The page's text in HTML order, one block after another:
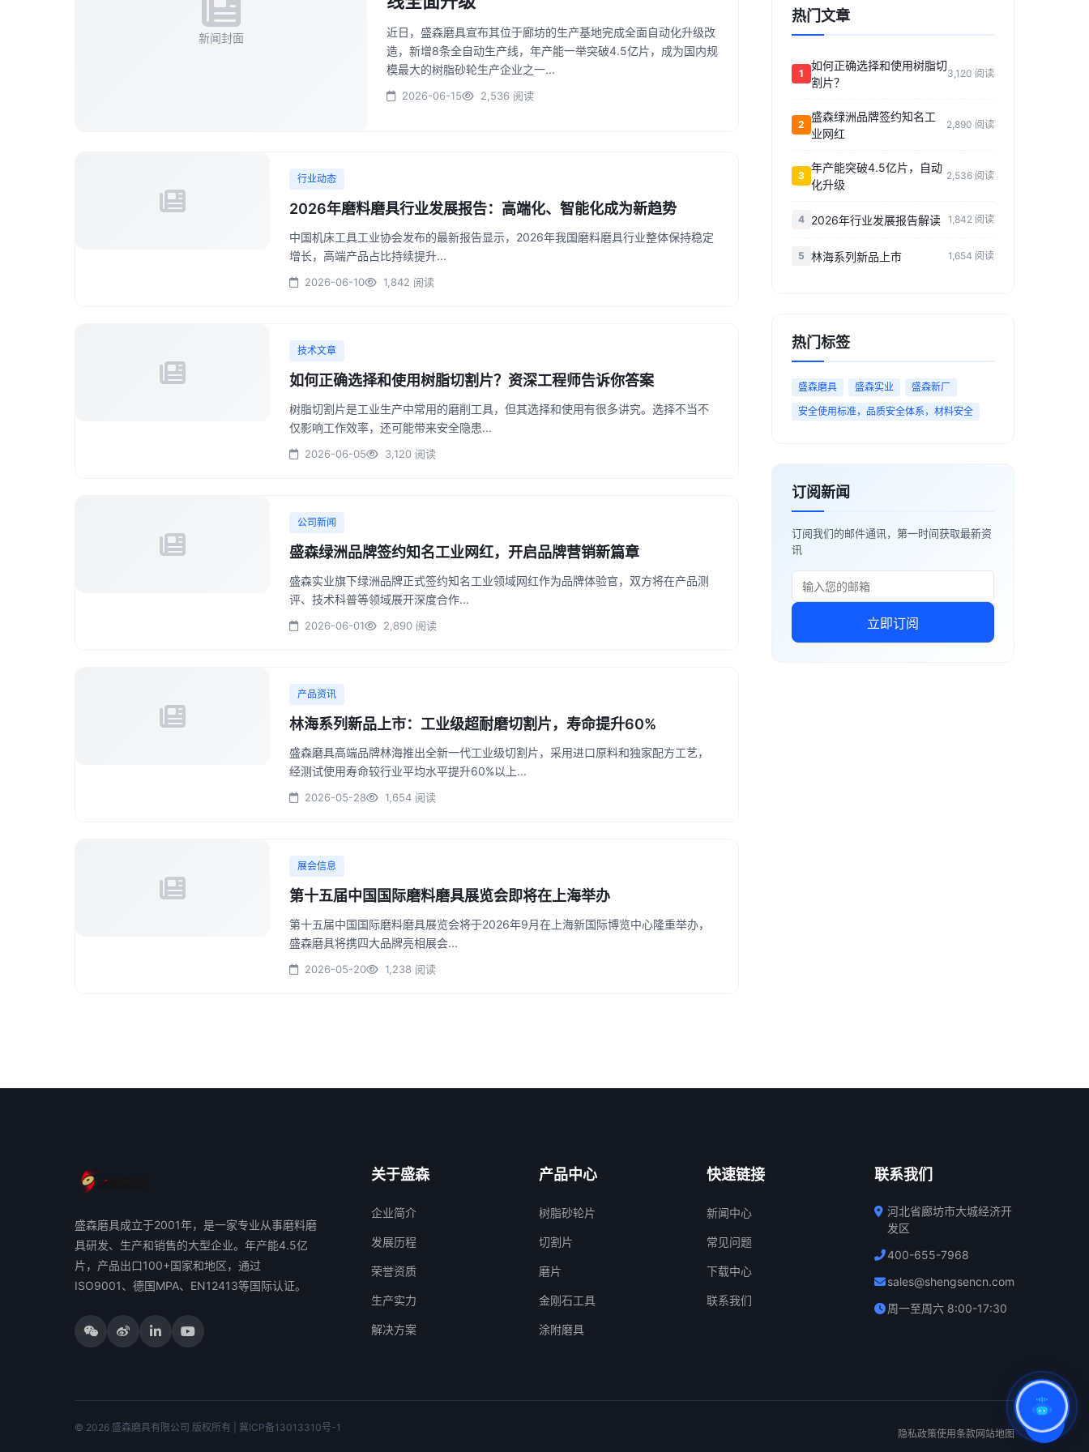
新闻封面
近日，盛森磨具宣布其位于廊坊的生产基地完成全面自动化升级改
造，新增8条全自动生产线，年产能一举突破4.5亿片，成为国内规
模最大的树脂砂轮生产企业之一...
2026-06-15 2,536 阅读
行业动态
2026年磨料磨具行业发展报告：高端化、智能化成为新趋势
中国机床工具工业协会发布的最新报告显示，2026年我国磨料磨具行业整体保持稳定
增长，高端产品占比持续提升...
2026-06-10 1,842 阅读
技术文章
如何正确选择和使用树脂切割片？资深工程师告诉你答案
树脂切割片是工业生产中常用的磨削工具，但其选择和使用有很多讲究。选择不当不
仅影响工作效率，还可能带来安全隐患...
2026-06-05 3,120 阅读
公司新闻
盛森绿洲品牌签约知名工业网红，开启品牌营销新篇章
盛森实业旗下绿洲品牌正式签约知名工业领域网红作为品牌体验官，双方将在产品测
评、技术科普等领域展开深度合作...
2026-06-01 2,890 阅读
产品资讯
林海系列新品上市：工业级超耐磨切割片，寿命提升60%
盛森磨具高端品牌林海推出全新一代工业级切割片，采用进口原料和独家配方工艺，
经测试使用寿命较行业平均水平提升60%以上...
2026-05-28 1,654 阅读
展会信息
第十五届中国国际磨料磨具展览会即将在上海举办
第十五届中国国际磨料磨具展览会将于2026年9月在上海新国际博览中心隆重举办，
盛森磨具将携四大品牌亮相展会...
2026-05-20 1,238 阅读
热门文章
1
如何正确选择和使用树脂切
割片？
3,120 阅读
2
盛森绿洲品牌签约知名工
业网红
2,890 阅读
3
年产能突破4.5亿片，自动
化升级
2,536 阅读
4 2026年行业发展报告解读 1,842 阅读
5 林海系列新品上市 1,654 阅读
热门标签
盛森磨具 盛森实业
盛森新厂
安全使用标准，品质安全体系，材料安全
订阅新闻
订阅我们的邮件通讯，第一时间获取最新资
讯
立即订阅
盛森磨具成立于2001年，是一家专业从事磨料磨
具研发、生产和销售的大型企业。年产能4.5亿
片，产品出口100+国家和地区，通过
ISO9001、德国MPA、EN12413等国际认证。
关于盛森
企业简介
发展历程
荣誉资质
生产实力
解决方案
产品中心
树脂砂轮片
切割片
磨片
金刚石工具
涂附磨具
快速链接
新闻中心
常见问题
下载中心
联系我们
联系我们
河北省廊坊市大城经济开
发区
400-655-7968
sales@shengsencn.com
周一至周六 8:00-17:30
© 2026 盛森磨具有限公司 版权所有 | 冀ICP备13013310号-1
隐私政策使用条款网站地图